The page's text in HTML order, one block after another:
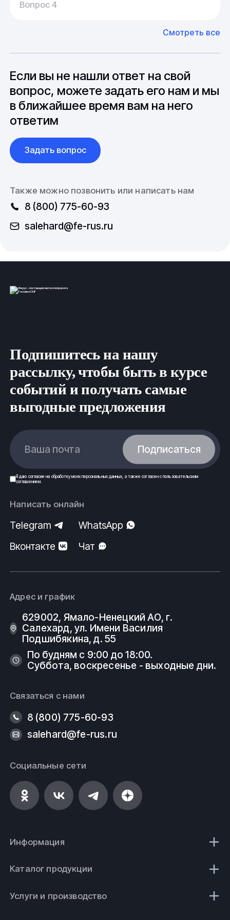
20-25 дней, но в зависимости от различных
может быть сокращен до 1 недели.
до 6 месяцев производства.
Азии. Через наших партнеров мы сможем
вопросы связанные с документацией и
международной логистикой.
Вопрос 4
Смотреть все
Если вы не нашли ответ на свой
вопрос, можете задать его нам и мы
в ближайшее время вам на него
ответим
Задать вопрос
Также можно позвонить или написать нам
8 (800) 775-60-93
salehard@fe-rus.ru
Подпишитесь на нашу
рассылку, чтобы быть в курсе
событий и получать самые
выгодные предложения
Ваша почта Подписаться
Я даю согласие на обработку моих персональных данных , а также согласен спользовательским
соглашением.
Написать онлайн
Telegram
WhatsApp
Вконтакте
Чат
Адрес и график
629002, Ямало-Ненецкий АО, г.
Салехард, ул. Имени Василия
Подшибякина, д. 55
По будням с 9:00 до 18:00.
Суббота, воскресенье - выходные дни.
Связаться с нами
8 (800) 775-60-93
salehard@fe-rus.ru
Социальные сети
Информация
Каталог продукции
Услуги и производство